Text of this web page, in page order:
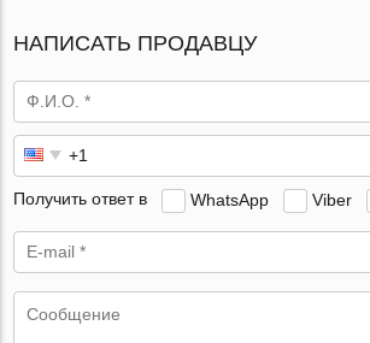
НАПИСАТЬ ПРОДАВЦУ
Получить ответ в WhatsApp Viber